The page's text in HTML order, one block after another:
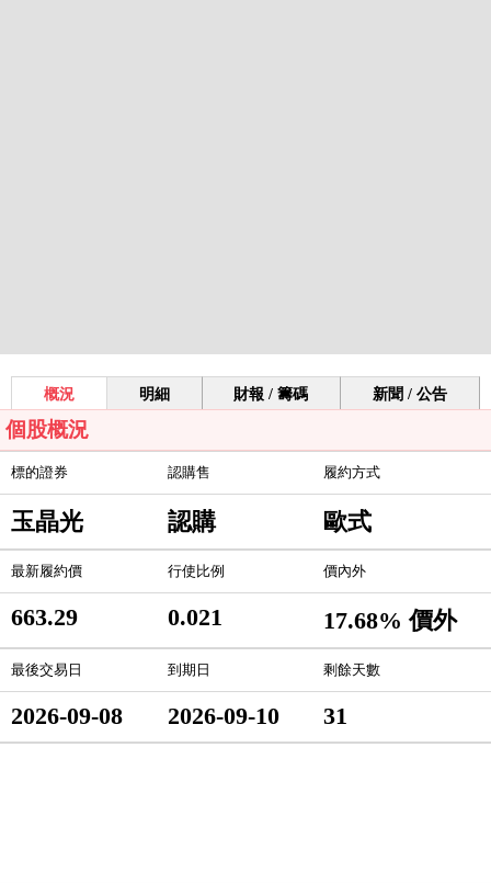
概況 明細 財報 / 籌碼 新聞 / 公告
個股概況
標的證券 認購售 履約方式
玉晶光 認購 歐式
最新履約價 行使比例 價內外
663.29 0.021 17.68% 價外
最後交易日 到期日 剩餘天數
2026-09-08 2026-09-10 31